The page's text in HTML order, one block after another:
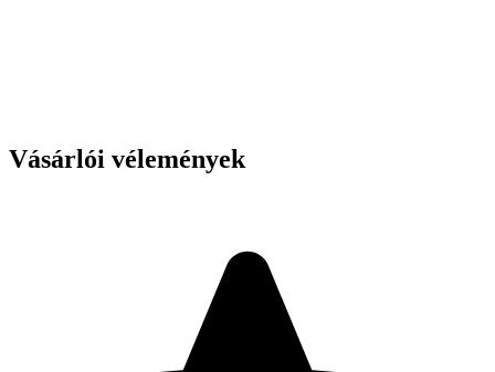
Vásárlói vélemények